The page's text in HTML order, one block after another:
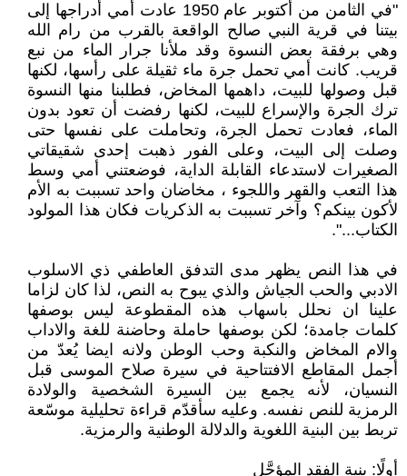
"في الثامن من أكتوبر عام 1950 عادت أمي أدراجها إلى
بيتنا في قرية النبي صالح الواقعة بالقرب من رام الله
وهي برفقة بعض النسوة وقد ملأنا جرار الماء من نبع
قريب. كانت أمي تحمل جرة ماء ثقيلة على رأسها، لكنها
قبل وصولها للبيت، داهمها المخاض، فطلبنا منها النسوة
ترك الجرة والإسراع للبيت، لكنها رفضت أن تعود بدون
الماء، فعادت تحمل الجرة، وتحاملت على نفسها حتى
وصلت إلى البيت، وعلى الفور ذهبت إحدى شقيقاتي
الصغيرات لاستدعاء القابلة الداية، فوضعتني أمي وسط
هذا التعب والقهر واللجوء ، مخاضان واحد تسببت به الأم
لأكون بينكم؟ وآخر تسببت به الذكريات فكان هذا المولود
الكتاب...".
في هذا النص يظهر مدى التدفق العاطفي ذي الاسلوب
الادبي والحب الجياش والذي يبوح به النص، لذا كان لزاما
علينا ان نحلل باسهاب هذه المقطوعة ليس بوصفها
كلمات جامدة؛ لكن بوصفها حاملة وحاضنة للغة والاداب
والام المخاض والنكبة وحب الوطن ولانه ايضا يُعدّ من
أجمل المقاطع الافتتاحية في سيرة صلاح الموسى قبل
النسيان، لأنه يجمع بين السيرة الشخصية والولادة
الرمزية للنص نفسه. وعليه سأقدّم قراءة تحليلية موسّعة
تربط بين البنية اللغوية والدلالة الوطنية والرمزية.
أولًا: بنية الفقد المؤجَّل